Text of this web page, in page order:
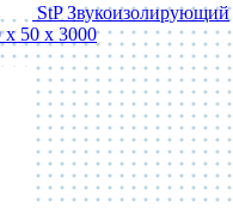
StP Звукоизолирующий
50 x 3000